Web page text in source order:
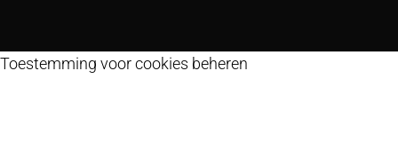
Toestemming voor cookies beheren